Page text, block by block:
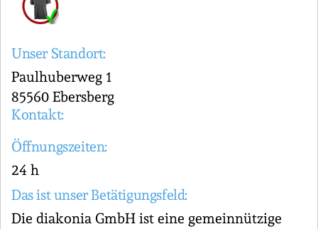
Unser Standort:
Paulhuberweg 1
85560 Ebersberg
Kontakt:
Öffnungszeiten:
24 h
Das ist unser Betätigungsfeld:
Die diakonia GmbH ist eine gemeinnützige